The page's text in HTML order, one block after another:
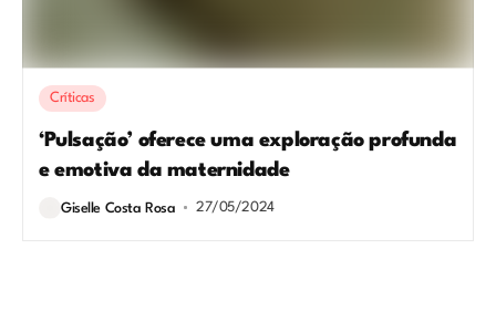
Críticas
‘Pulsação’ oferece uma exploração profunda
e emotiva da maternidade
Giselle Costa Rosa 27/05/2024